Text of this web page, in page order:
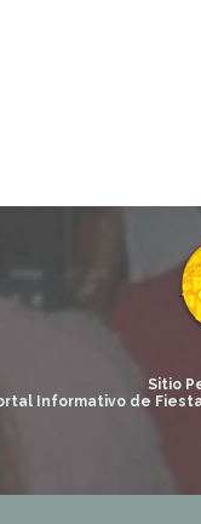
Sitio
Informativo de